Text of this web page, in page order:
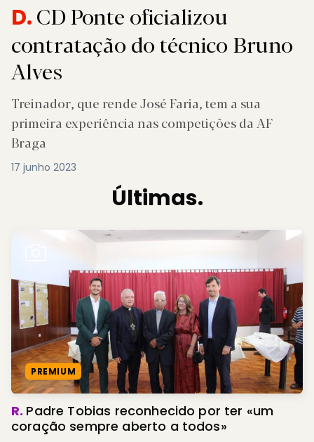
D.CD Ponte oficializou
contratação do técnico Bruno
Alves
Treinador, que rende José Faria, tem a sua
primeira experiência nas competições da AF
Braga
17 junho 2023
Últimas.
PREMIUM
R. Padre Tobias reconhecido por ter «um
coração sempre aberto a todos»